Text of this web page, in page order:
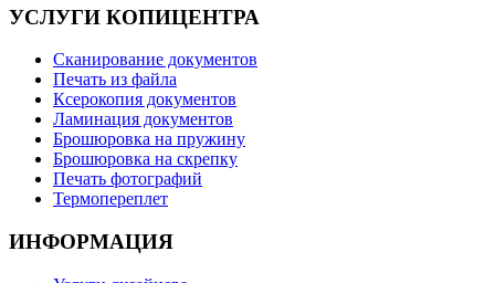
УСЛУГИ КОПИЦЕНТРА
Сканирование документов
Печать из файла
Ксерокопия документов
Ламинация документов
Брошюровка на пружину
Брошюровка на скрепку
Печать фотографий
Термопереплет
ИНФОРМАЦИЯ